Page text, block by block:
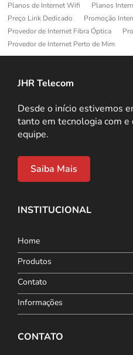
Planos de Internet Wifi
Planos
Preço Link Dedicado
Promoção
Provedor de Internet Fibra Óptica
Provedor de Internet Perto de Mim
JHR Telecom
Desde o início estivemos
tanto em tecnologia com e
equipe.
Saiba Mais
INSTITUCIONAL
Home
Produtos
Contato
Informações
CONTATO